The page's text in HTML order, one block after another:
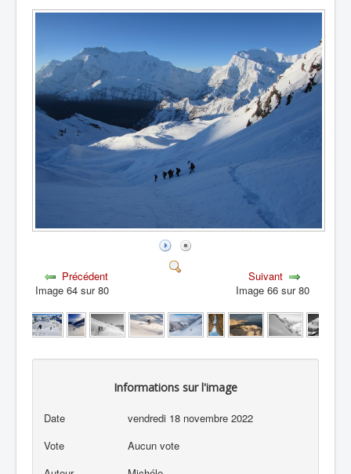
Précédent
Image 64 sur 80
Suivant
Image 66 sur 80
Informations sur l'image
Date
vendredi 18 novembre 2022
Vote
Aucun vote